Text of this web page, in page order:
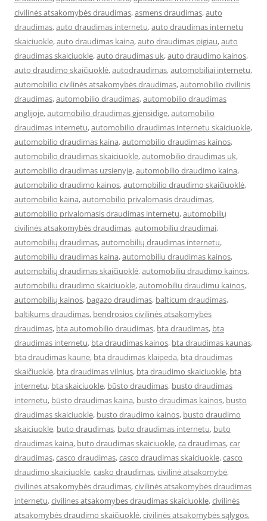
civilinės atsakomybės draudimas,asmens draudimas,auto
draudimas,auto draudimas internetu,auto draudimas internetu
skaiciuokle,auto draudimas kaina,auto draudimas pigiau,auto
draudimas skaiciuokle,auto draudimas uk,auto draudimo kainos,
auto draudimo skaičiuoklė,autodraudimas,automobiliai internetu,
automobilio civilinės atsakomybės draudimas,automobilio civilinis
draudimas,automobilio draudimas,automobilio draudimas
anglijoje,automobilio draudimas gjensidige,automobilio
draudimas internetu,automobilio draudimas internetu skaiciuokle,
automobilio draudimas kaina,automobilio draudimas kainos,
automobilio draudimas skaiciuokle,automobilio draudimas uk,
automobilio draudimas uzsienyje,automobilio draudimo kaina,
automobilio draudimo kainos,automobilio draudimo skaičiuoklė,
automobilio kaina,automobilio privalomasis draudimas,
automobilio privalomasis draudimas internetu,automobilių
civilinės atsakomybės draudimas,automobiliu draudimai,
automobilių draudimas,automobilių draudimas internetu,
automobiliu draudimas kaina,automobiliu draudimas kainos,
automobilių draudimas skaičiuoklė,automobiliu draudimo kainos,
automobiliu draudimo skaiciuokle,automobiliu draudimu kainos,
automobilių kainos, bagazo draudimas, balticum draudimas,
baltikums draudimas, bendrosios civilinės atsakomybės
draudimas, bta automobilio draudimas, bta draudimas, bta
draudimas internetu, bta draudimas kainos, bta draudimas kaunas,
bta draudimas kaune, bta draudimas klaipeda, bta draudimas
skaičiuoklė, bta draudimas vilnius, bta draudimo skaiciuokle, bta
internetu, bta skaiciuokle, būsto draudimas, busto draudimas
internetu, būsto draudimas kaina, busto draudimas kainos, busto
draudimas skaiciuokle, busto draudimo kainos, busto draudimo
skaiciuokle, buto draudimas, buto draudimas internetu, buto
draudimas kaina, buto draudimas skaiciuokle,ca draudimas,car
draudimas,casco draudimas,casco draudimas skaiciuokle,casco
draudimo skaiciuokle,casko draudimas,civilinė atsakomybė,
civilinės atsakomybės draudimas,civilinės atsakomybės draudimas
internetu,civilines atsakomybes draudimas skaiciuokle,civilinės
atsakomybės draudimo skaičiuoklė,civilinės atsakomybės sąlygos,